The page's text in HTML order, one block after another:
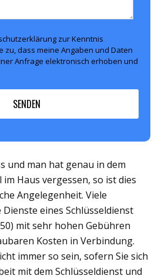
zur Kenntnis
zu, dass meine Angaben und Daten
Anfrage elektronisch erhoben und
und man hat genau in dem
Haus vergessen, so ist dies
Angelegenheit. Viele
eines Schlüsseldienst
mit sehr hohen Gebühren
Kosten in Verbindung.
immer so sein, sofern Sie sich
mit dem Schlüsseldienst und